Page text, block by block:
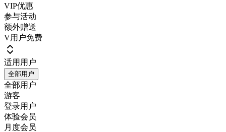
VIP优惠
参与活动
额外赠送
V用户免费
适用用户
全部用户
全部用户
游客
登录用户
体验会员
月度会员